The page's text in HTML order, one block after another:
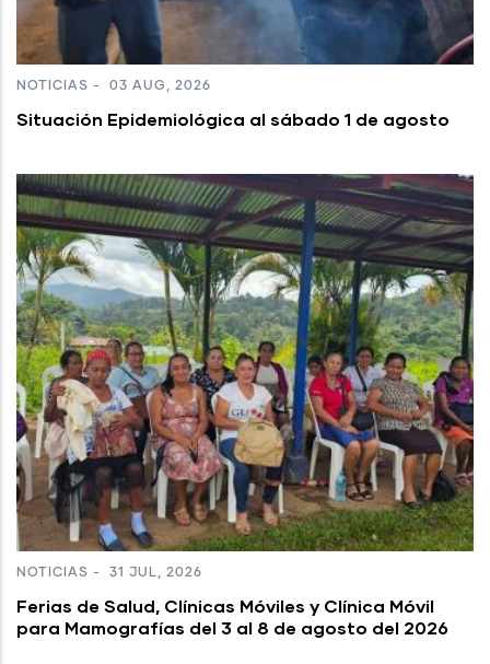
NOTICIAS - 03 AUG, 2026
Situación Epidemiológica al sábado 1 de agosto
NOTICIAS - 31 JUL, 2026
Ferias de Salud, Clínicas Móviles y Clínica Móvil
para Mamografías del 3 al 8 de agosto del 2026